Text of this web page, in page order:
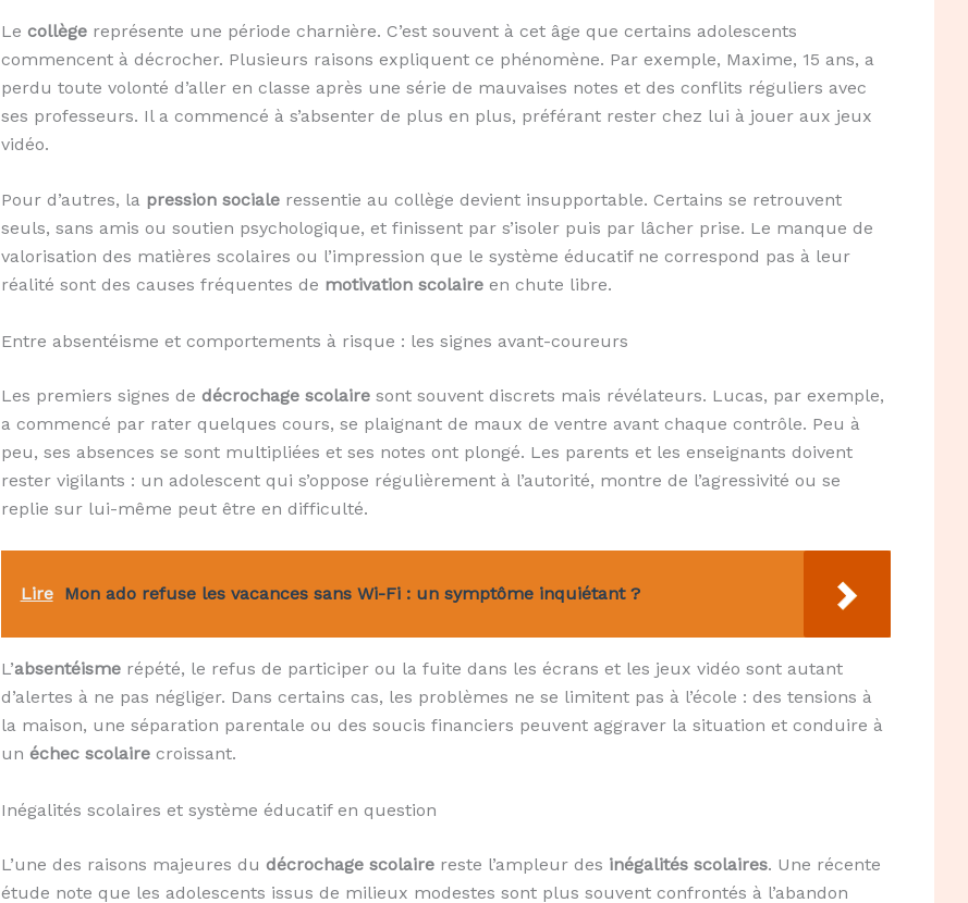
Le collègereprésente une période charnière. C’est souvent à cet âge que certains adolescents
commencent à décrocher. Plusieurs raisons expliquent ce phénomène. Par exemple, Maxime, 15 ans, a
perdu toute volonté d’aller en classe après une série de mauvaises notes et des conflits réguliers avec
ses professeurs. Il a commencé à s’absenter de plus en plus, préférant rester chez lui à jouer aux jeux
vidéo.
Pour d’autres, la pression socialeressentie au collège devient insupportable. Certains se retrouvent
seuls, sans amis ou soutien psychologique, et finissent par s’isoler puis par lâcher prise. Le manque de
valorisation des matières scolaires ou l’impression que le système éducatif ne correspond pas à leur
réalité sont des causes fréquentes de motivation scolaireen chute libre.
Entre absentéisme et comportements à risque : les signes avant-coureurs
Les premiers signes de décrochage scolairesont souvent discrets mais révélateurs. Lucas, par exemple,
a commencé par rater quelques cours, se plaignant de maux de ventre avant chaque contrôle. Peu à
peu, ses absences se sont multipliées et ses notes ont plongé. Les parents et les enseignants doivent
rester vigilants : un adolescent qui s’oppose régulièrement à l’autorité, montre de l’agressivité ou se
replie sur lui-même peut être en difficulté.
Lire Mon ado refuse les vacances sans Wi-Fi : un symptôme inquiétant ?
L’absentéismerépété, le refus de participer ou la fuite dans les écrans et les jeux vidéo sont autant
d’alertes à ne pas négliger. Dans certains cas, les problèmes ne se limitent pas à l’école : des tensions à
la maison, une séparation parentale ou des soucis financiers peuvent aggraver la situation et conduire à
un échec scolairecroissant.
Inégalités scolaires et système éducatif en question
L’une des raisons majeures du décrochage scolairereste l’ampleur des inégalités scolaires. Une récente
étude note que les adolescents issus de milieux modestes sont plus souvent confrontés à l’abandon